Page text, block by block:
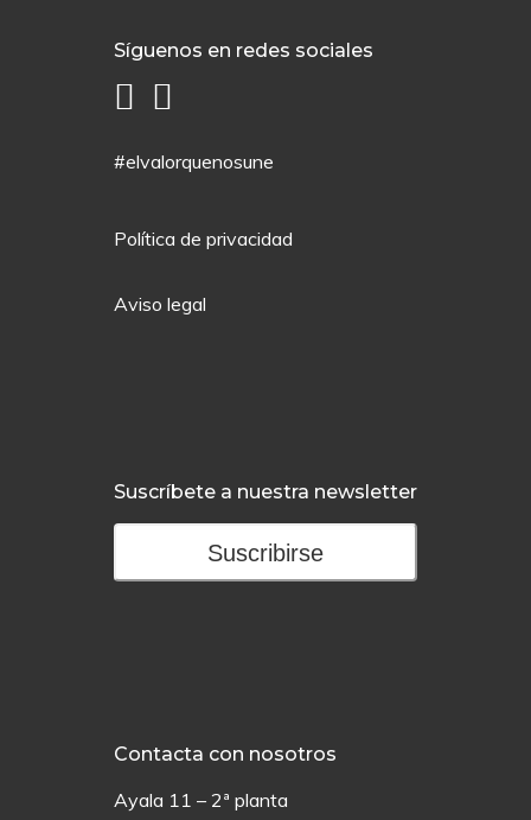
Síguenos en redes sociales
#elvalorquenosune
Política de privacidad
Aviso legal
Suscríbete a nuestra newsletter
Suscribirse
Contacta con nosotros
Ayala 11 – 2ª planta